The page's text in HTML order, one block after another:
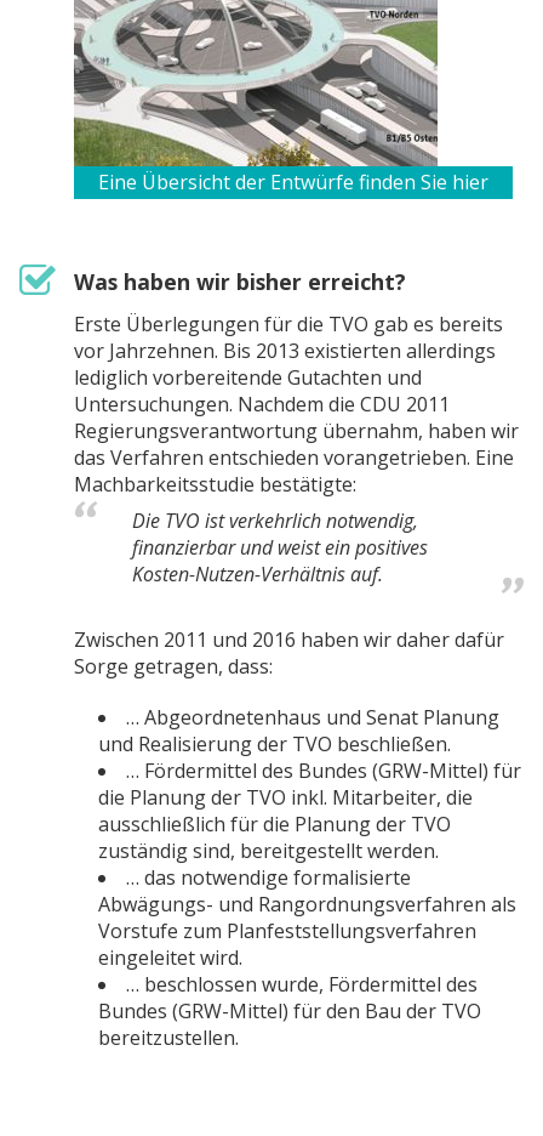
Eine Übersicht der Entwürfe finden Sie hier
Was haben wir bisher erreicht?
Erste Überlegungen für die TVO gab es bereits
vor Jahrzehnen. Bis 2013 existierten allerdings
lediglich vorbereitende Gutachten und
Untersuchungen. Nachdem die CDU 2011
Regierungsverantwortung übernahm, haben wir
das Verfahren entschieden vorangetrieben. Eine
Machbarkeitsstudie bestätigte:
Die TVO ist verkehrlich notwendig,
finanzierbar und weist ein positives
Kosten-Nutzen-Verhältnis auf.
Zwischen 2011 und 2016 haben wir daher dafür
Sorge getragen, dass:
… Abgeordnetenhaus und Senat Planung
und Realisierung der TVO beschließen.
… Fördermittel des Bundes (GRW-Mittel) für
die Planung der TVO inkl. Mitarbeiter, die
ausschließlich für die Planung der TVO
zuständig sind, bereitgestellt werden.
… das notwendige formalisierte
Abwägungs- und Rangordnungsverfahren als
Vorstufe zum Planfeststellungsverfahren
eingeleitet wird.
… beschlossen wurde, Fördermittel des
Bundes (GRW-Mittel) für den Bau der TVO
bereitzustellen.